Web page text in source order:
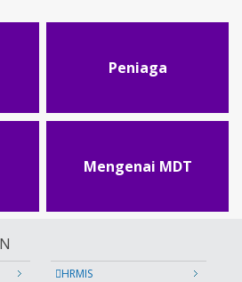
Peniaga
Mengenai MDT
HRMIS